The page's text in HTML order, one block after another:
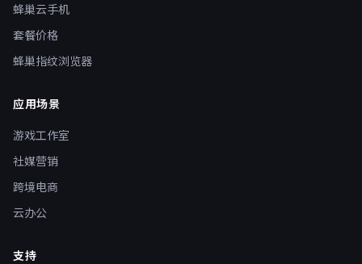
蜂巢云手机
套餐价格
蜂巢指纹浏览器
应用场景
游戏工作室
社媒营销
跨境电商
云办公
支持